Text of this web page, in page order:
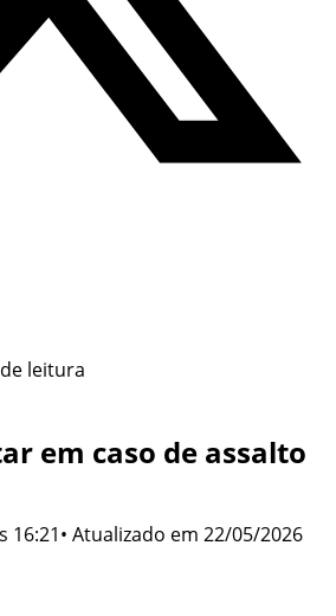
leitura
em caso de assalto
16:21• Atualizado em 22/05/2026